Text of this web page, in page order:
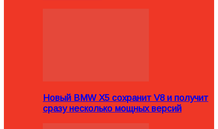
Новый BMW X5 сохранит V8 и получит
сразу несколько мощных версий